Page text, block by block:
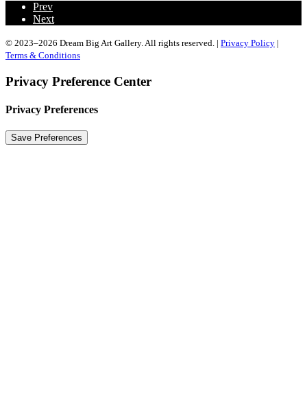
Prev
Next
© 2023–2026 Dream Big Art Gallery. All rights reserved. | Privacy Policy |
Terms & Conditions
Privacy Preference Center
Privacy Preferences